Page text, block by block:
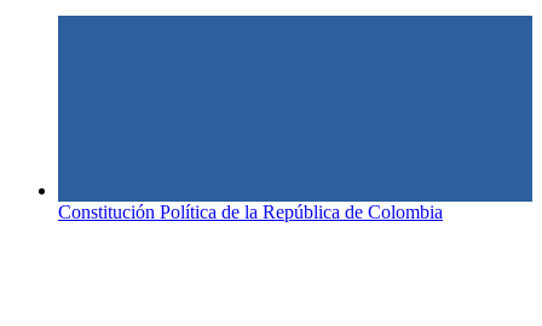
Constitución Política de la República de Colombia